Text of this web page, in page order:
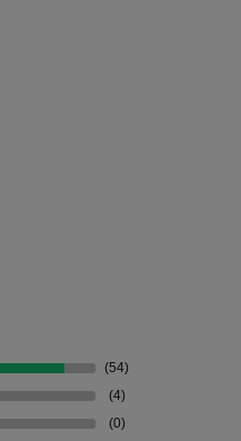
(54)
(4)
(0)